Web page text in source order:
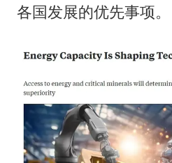
各国发展的优先事项。